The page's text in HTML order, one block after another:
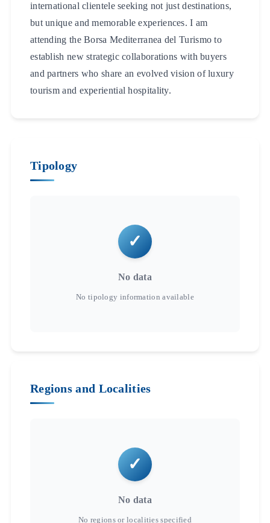
international clientele seeking not just destinations,
but unique and memorable experiences. I am
attending the Borsa Mediterranea del Turismo to
establish new strategic collaborations with buyers
and partners who share an evolved vision of luxury
tourism and experiential hospitality.
Tipology
No data
Regions and Localities
No data